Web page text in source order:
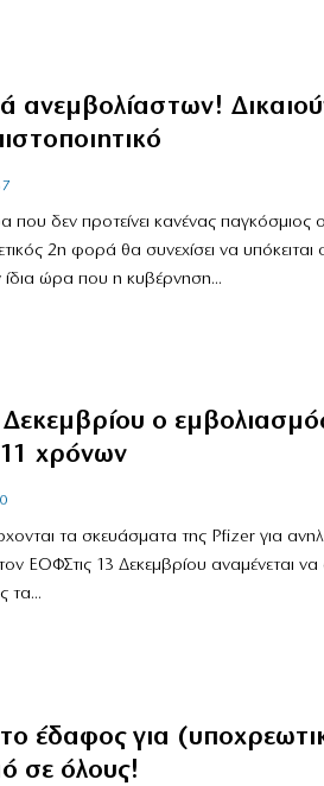
ανεμβολίαστων!
που δεν προτείνει κανένας παγκόσμιος
2η φορά θα συνεχίσει να υπόκειται
ίδια ώρα που η κυβέρνηση...
ο
χρόνων
τα σκευάσματα της Pfizer για
ΕΟΦΣτις 13 Δεκεμβρίου αναμένεται
τα...
έδαφος για
σε όλους!